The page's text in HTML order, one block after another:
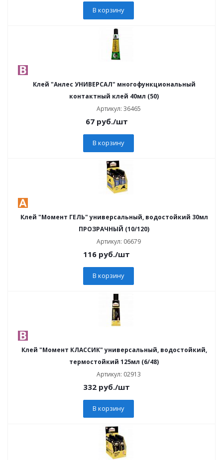
В корзину
Клей "Анлес УНИВЕРСАЛ" многофункциональный
контактный клей 40мл (50)
Артикул: 36465
67руб./шт
В корзину
Клей "Момент ГЕЛЬ" универсальный, водостойкий 30мл
ПРОЗРАЧНЫЙ (10/120)
Артикул: 06679
116 руб./шт
В корзину
Клей "Момент КЛАССИК" универсальный, водостойкий,
термостойкий 125мл (6/48)
Артикул: 02913
332 руб./шт
В корзину